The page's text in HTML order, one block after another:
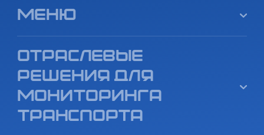
Меню
Отраслевые
решения для
мониторинга
транспорта